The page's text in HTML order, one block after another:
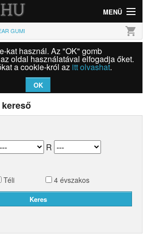
MENÜ
GUMI shopping_cart
kat használ. Az "OK" gomb
oldal használatával elfogadja őket.
a cookie-król az itt olvashat.
OK
R
Téli 4 évszakos